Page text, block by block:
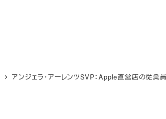
アンジェラ・アーレンツSVP：Apple直営店の従